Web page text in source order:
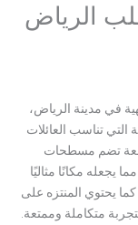
الرياض
في مدينة الرياض،
تناسب العائلات
تضم مسطحات
يجعله مكانًا مثاليًا
يحتوي المنتزه على
متكاملة وممتعة.